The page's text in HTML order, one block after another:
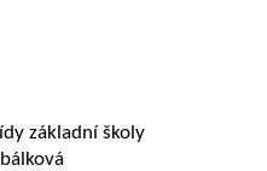
základní školy